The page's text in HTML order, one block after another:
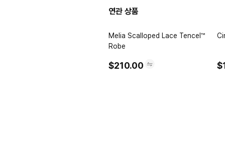
연관 상품
Melia Scalloped Lace Tencel™
Robe
$210.00